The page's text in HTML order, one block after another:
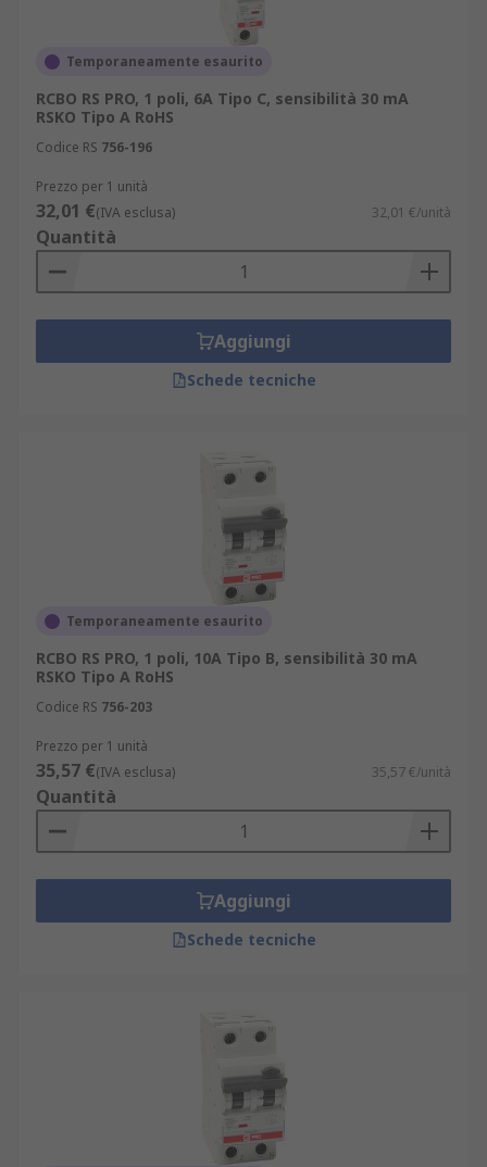
Temporaneamente esaurito
RCBO RS PRO, 1 poli, 6A Tipo C, sensibilità 30 mA
RSKO Tipo A RoHS
Codice RS 756-196
Prezzo per 1 unità
32,01 €(IVA esclusa) 32,01 €/unità
Quantità
Aggiungi
Schede tecniche
Temporaneamente esaurito
RCBO RS PRO, 1 poli, 10A Tipo B, sensibilità 30 mA
RSKO Tipo A RoHS
Codice RS 756-203
Prezzo per 1 unità
35,57 €(IVA esclusa) 35,57 €/unità
Quantità
Aggiungi
Schede tecniche